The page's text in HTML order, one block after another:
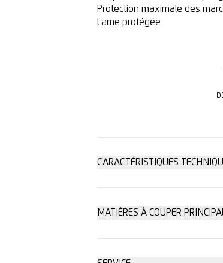
Protection maximale des
Lame protégée
CARACTÉRISTIQUES
MATIÈRES À COUPER